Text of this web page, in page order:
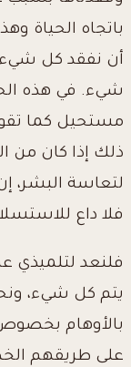
باتجاه الحياة
أن نفقد كل شيء
شيء. في هذه
مستحيل كما
ذلك إذا كان من
لتعاسة البشر،
فلا داع
فلنعد لتلميذي
يتم كل شيء،
بالأوهام
على طريقهم